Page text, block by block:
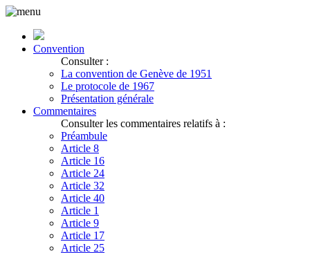
Convention
Consulter :
La convention de Genève de 1951
Le protocole de 1967
Présentation générale
Commentaires
Consulter les commentaires relatifs à :
Préambule
Article 8
Article 16
Article 24
Article 32
Article 40
Article 1
Article 9
Article 17
Article 25